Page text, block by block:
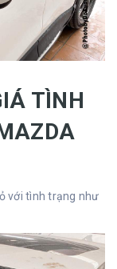
TÌNH
với tình trạng như